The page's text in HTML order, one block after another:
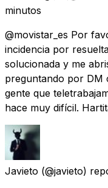
minutos
@movistar_es Por
incidencia por
solucionada y me
preguntando por DM
gente que
hace muy difícil.
Javieto (@javieto)